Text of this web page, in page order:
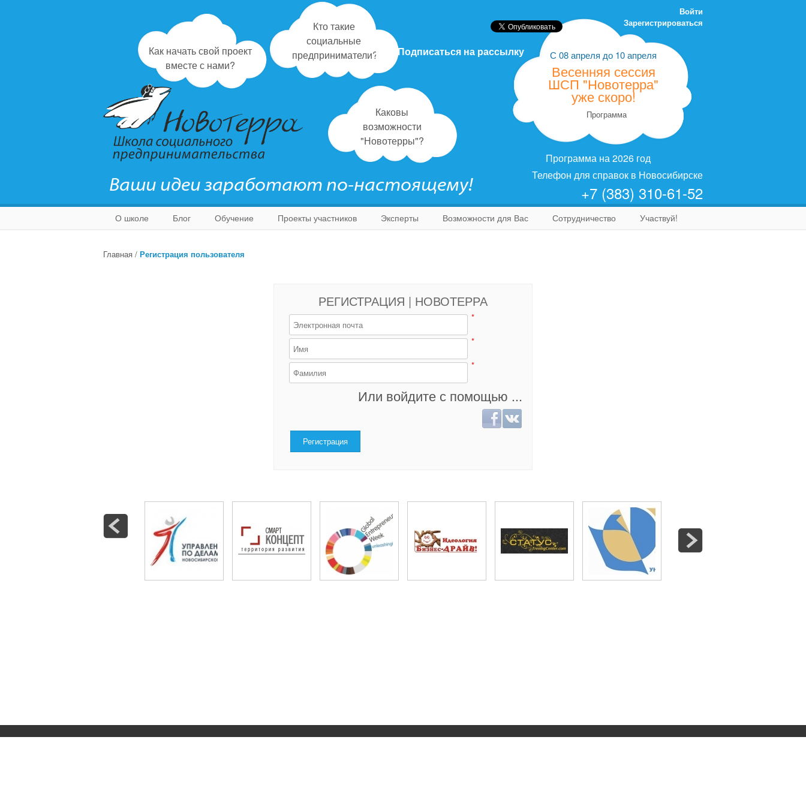
Войти
Зарегистрироваться
Как начать свой проект
вместе с нами?
Кто такие
социальные
предприниматели?
Каковы
возможности
"Новотерры"?
С 08 апреля до 10 апреля
Весенняя сессия
ШСП "Новотерра"
уже скоро!
Программа
Программа на 2026 год
Подписаться на рассылку
Телефон для справок в Новосибирске
+7 (383) 310-61-52
Ваши идеи заработают по-настоящему!
О школе Блог Обучение Проекты участников Эксперты Возможности для Вас Сотрудничество Участвуй!
Главная / Регистрация пользователя
РЕГИСТРАЦИЯ | НОВОТЕРРА
*
*
*
Или войдите с помощью ...